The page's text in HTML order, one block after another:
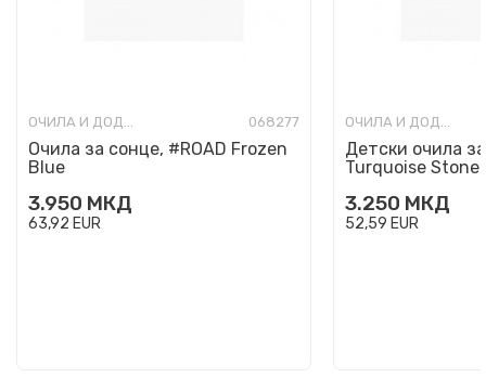
ОЧИЛА И ДОДАТОЦИ 068277
Очила за сонце, #ROAD Frozen
Blue
3.950 МКД
63,92 EUR
ОЧИЛА И ДОДАТОЦИ
Детски очила
Turquoise Stone
3.250 МКД
52,59 EUR